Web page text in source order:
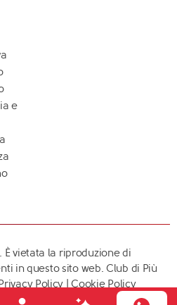
e
vietata la riproduzione di
in questo sito web. Club di Più
Policy |Cookie Policy